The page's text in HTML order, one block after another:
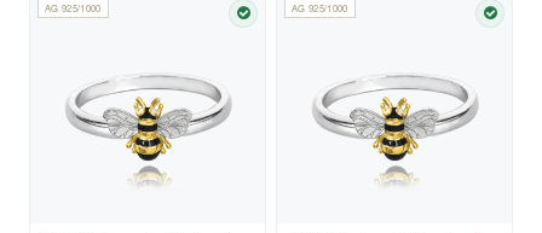
AG 925/1000
SKLADEM
AG 925/1000